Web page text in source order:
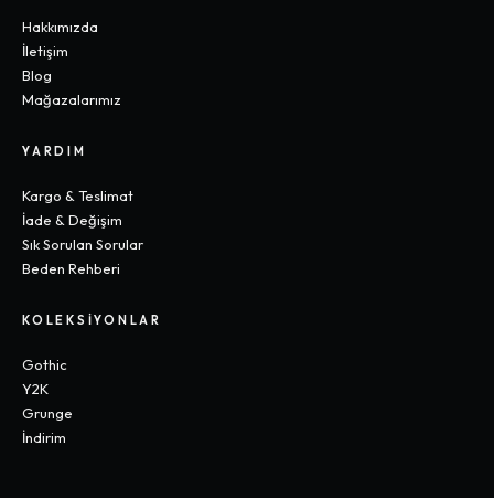
Hakkımızda
İletişim
Blog
Mağazalarımız
YARDIM
Kargo & Teslimat
İade & Değişim
Sık Sorulan Sorular
Beden Rehberi
KOLEKSIYONLAR
Gothic
Y2K
Grunge
İndirim